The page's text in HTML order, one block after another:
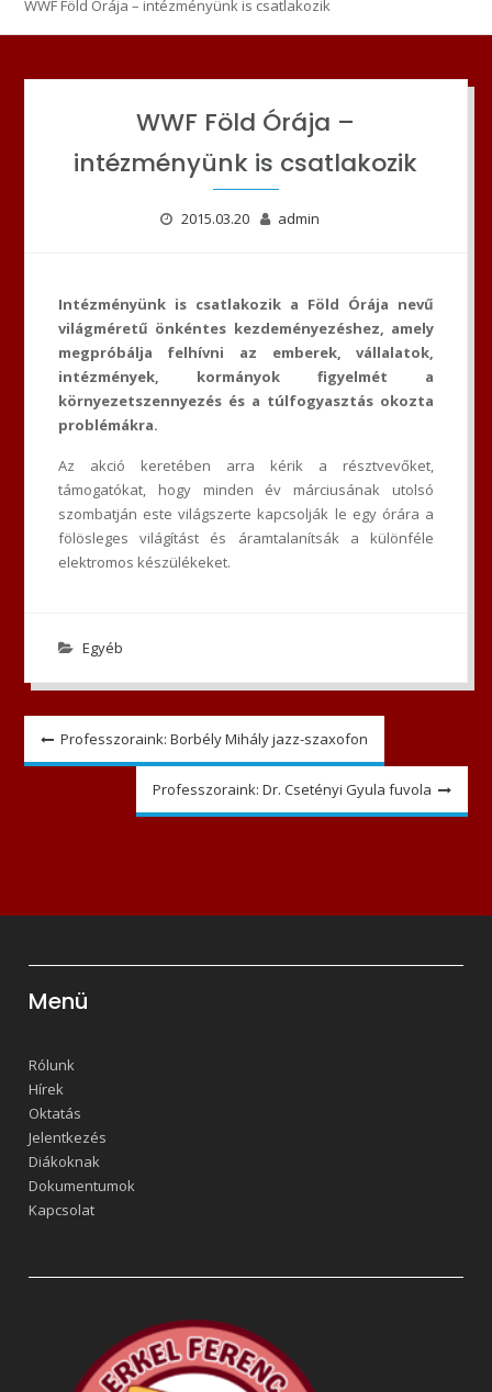
WWF Föld Órája – intézményünk is csatlakozik
WWF Föld Órája –
intézményünk is csatlakozik
2015.03.20 admin
Intézményünk is csatlakozik a Föld Órája nevű
világméretű önkéntes kezdeményezéshez, amely
megpróbálja felhívni az emberek, vállalatok,
intézmények, kormányok figyelmét a
környezetszennyezés és a túlfogyasztás okozta
problémákra.
Az akció keretében arra kérik a résztvevőket,
támogatókat, hogy minden év márciusának utolsó
szombatján este világszerte kapcsolják le egy órára a
fölösleges világítást és áramtalanítsák a különféle
elektromos készülékeket.
Egyéb
Bejegyzés
navigáció
Professzoraink: Borbély Mihály jazz-szaxofon
Professzoraink: Dr. Csetényi Gyula fuvola
Menü
Rólunk
Hírek
Oktatás
Jelentkezés
Diákoknak
Dokumentumok
Kapcsolat